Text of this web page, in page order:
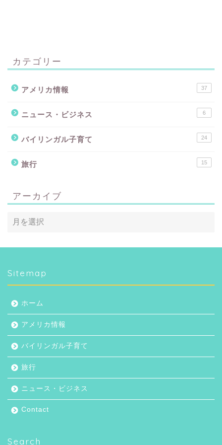
カテゴリー
アメリカ情報 37
ニュース・ビジネス 6
バイリンガル子育て 24
旅行 15
アーカイブ
Sitemap
ホーム
アメリカ情報
バイリンガル子育て
旅行
ニュース・ビジネス
Contact
Search